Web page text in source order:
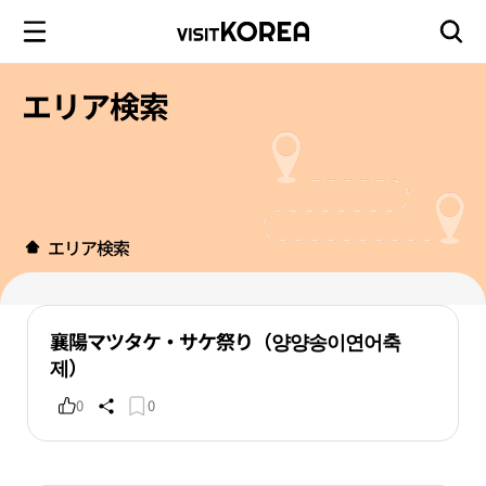
エリア検索
エリア検索
襄陽マツタケ・サケ祭り（양양송이연어축
제）
0 0